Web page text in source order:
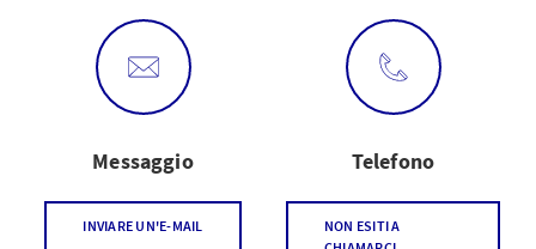
Messaggio
INVIARE UN'E-MAIL
Telefono
NON ESITI A